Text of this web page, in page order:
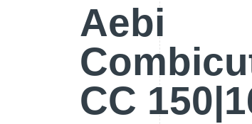
Aebi
CC